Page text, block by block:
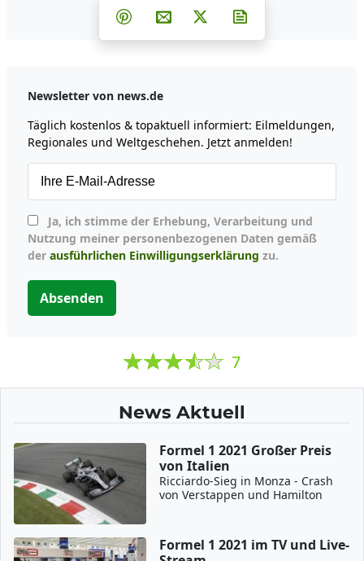
Teilen auf Facebook
Teilen auf Whatsapp
Teilen auf Telegram
Teilen auf Pinterest
Per E-Mail teilen
Post auf X
Newsletter von news.de
Täglich kostenlos & topaktuell informiert: Eilmeldungen,
Regionales und Weltgeschehen. Jetzt anmelden!
Nutzung meiner personenbezogenen Daten gemäß
der ausführlichen Einwilligungserklärung zu.
Absenden
7
News Aktuell
Formel 1 2021 Großer Preis
von Italien
Ricciardo-Sieg in Monza - Crash
von Verstappen und Hamilton
Formel 1 2021 im TV und Live-